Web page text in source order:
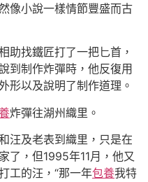
小說一樣情節豐盛而古
找鐵匠打了一把匕首，
到制作炸彈時，他反復用
形以及說明了制作道理。
炸彈往湖州織里。
及老表到織里，只是在
了，但1995年11月，他又
工的汪，“那一年包養我特